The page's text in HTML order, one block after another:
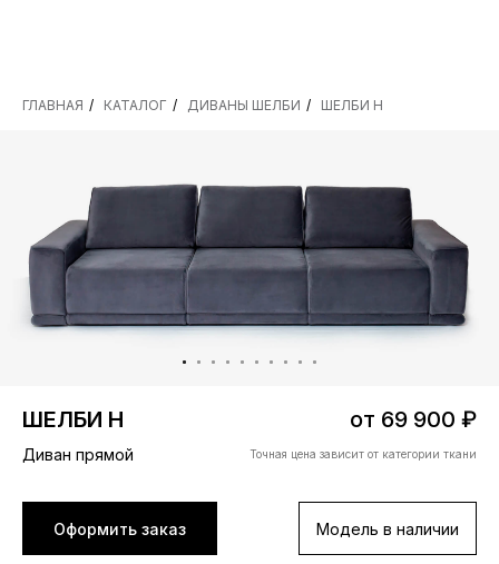
ГЛАВНАЯ / КАТАЛОГ / ДИВАНЫ ШЕЛБИ / ШЕЛБИ Н
Оформить заказ Модель в наличии
ШЕЛБИ Н от 69 900 ₽
Диван прямой Точная цена зависит от категории ткани
БЕСПЛАТНАЯ
Комфортный диван — основа полноценного